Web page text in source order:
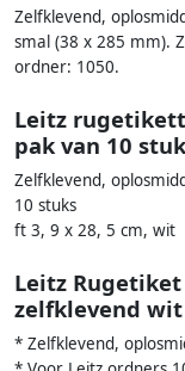
Zelfklevend,
smal (38 x 285 mm).
ordner: 1050.
Leitz
pak van 10
Zelfklevend,
10 stuks
ft 3, 9 x 28, 5 cm, wit
Leitz
zelfklevend wit
* Zelfklevend,